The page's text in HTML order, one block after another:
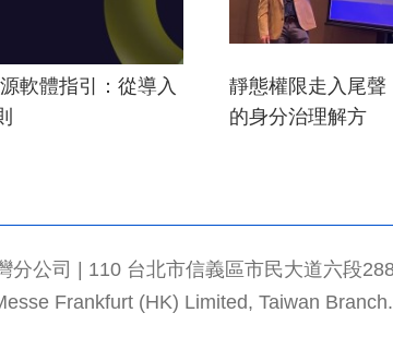
軟體指引：從導入
靜態權限走入尾
的身分治理解方
分公司 | 110 台北市信義區市民大道六段
Frankfurt (HK) Limited, Taiwan